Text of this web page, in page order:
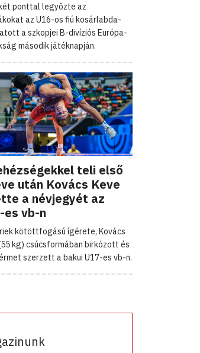
ponttal legyőzte az
az U16-os fiú kosárlabda-
a szkopjei B-divíziós Európa-
második játéknapján.
teli első
után Kovács Keve
a névjegyét az
es vb-n
kötöttfogású ígérete, Kovács
kg) csúcsformában birkózott és
szerzett a bakui U17-es vb-n.